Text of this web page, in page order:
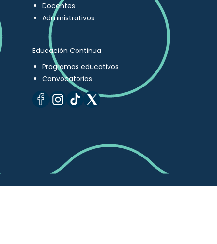
Docentes
Administrativos
Educación Continua
Programas educativos
Convocatorias